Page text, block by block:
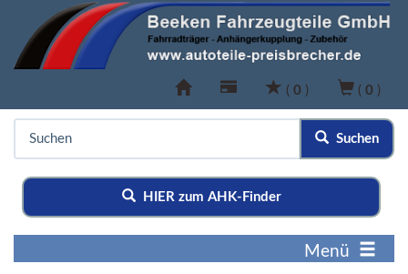
( 0 ) ( 0 )
Suchen
HIER zum AHK-Finder
Menü